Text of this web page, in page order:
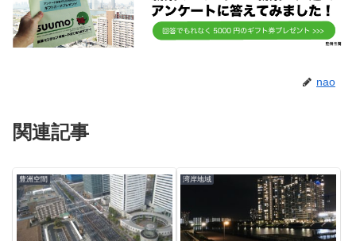
nao
関連記事
豊洲空間 湾岸地域